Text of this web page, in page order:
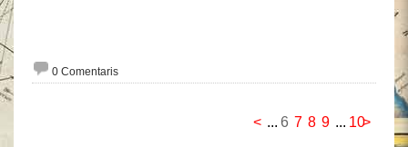
0 Comentaris
< ... 6 7 8 9 ... 10>